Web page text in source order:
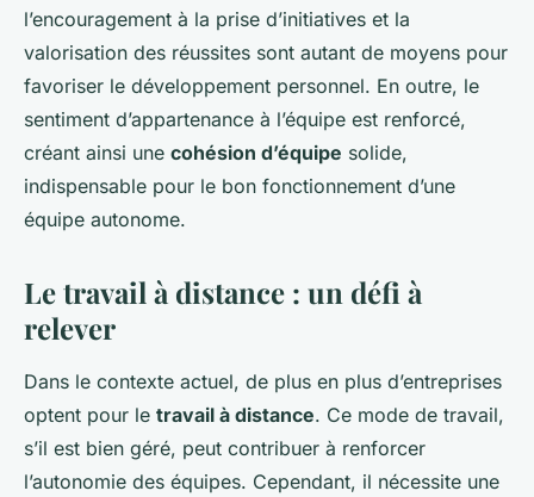
l’encouragement à la prise d’initiatives et la
valorisation des réussites sont autant de moyens pour
favoriser le développement personnel. En outre, le
sentiment d’appartenance à l’équipe est renforcé,
créant ainsi une cohésion d’équipe solide,
indispensable pour le bon fonctionnement d’une
équipe autonome.
Le travail à distance : un défi à
relever
Dans le contexte actuel, de plus en plus d’entreprises
optent pour le travail à distance. Ce mode de travail,
s’il est bien géré, peut contribuer à renforcer
l’autonomie des équipes. Cependant, il nécessite une